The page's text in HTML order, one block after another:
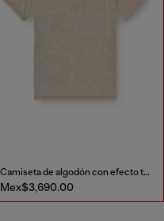
Camiseta de algodón con efecto tratado
Mex$3,690.00